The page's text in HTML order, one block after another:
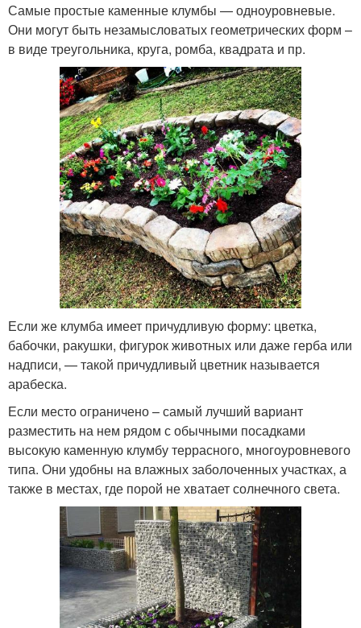
Самые простые каменные клумбы — одноуровневые.
Они могут быть незамысловатых геометрических форм –
в виде треугольника, круга, ромба, квадрата и пр.
Если же клумба имеет причудливую форму: цветка,
бабочки, ракушки, фигурок животных или даже герба или
надписи, — такой причудливый цветник называется
арабеска.
Если место ограничено – самый лучший вариант
разместить на нем рядом с обычными посадками
высокую каменную клумбу террасного, многоуровневого
типа. Они удобны на влажных заболоченных участках, а
также в местах, где порой не хватает солнечного света.